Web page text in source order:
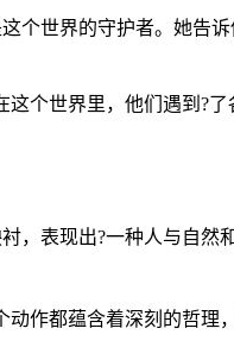
个世界的守护者。她告
个世界里，他们遇到?
表现出?一种人与自然
作都蕴含着深刻的哲理